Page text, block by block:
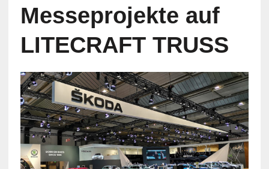
Messeprojekte auf
LITECRAFT TRUSS